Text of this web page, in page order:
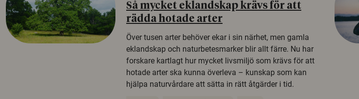
Så mycket eklandskap krävs för att
rädda hotade arter
Över tusen arter behöver ekar i sin närhet, men gamla
eklandskap och naturbetesmarker blir allt färre. Nu har
forskare kartlagt hur mycket livsmiljö som krävs för att
hotade arter ska kunna överleva – kunskap som kan
hjälpa naturvårdare att sätta in rätt åtgärder i tid.